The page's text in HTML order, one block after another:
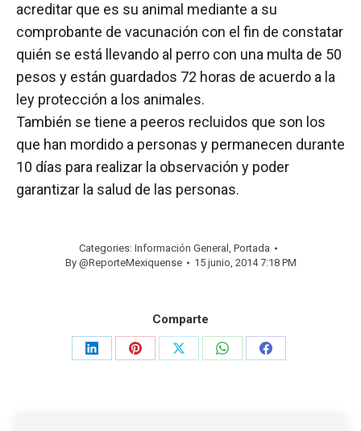
acreditar que es su animal mediante a su
comprobante de vacunación con el fin de constatar
quién se está llevando al perro con una multa de 50
pesos y están guardados 72 horas de acuerdo a la
ley protección a los animales.
También se tiene a peeros recluidos que son los
que han mordido a personas y permanecen durante
10 días para realizar la observación y poder
garantizar la salud de las personas.
Categories: Información General , Portada
By @ReporteMexiquense 15 junio, 2014 7:18 PM
Comparte
Share
Share
Share
Share
Share